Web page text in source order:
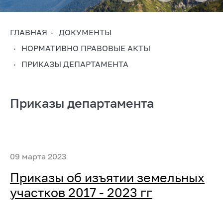
ГЛАВНАЯ
ДОКУМЕНТЫ
НОРМАТИВНО ПРАВОВЫЕ АКТЫ
ПРИКАЗЫ ДЕПАРТАМЕНТА
Приказы департамента
09 марта 2023
Приказы об изъятии земельных
участков 2017 - 2023 гг